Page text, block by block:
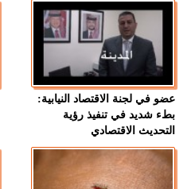
عضو في لجنة الاقتصاد النيابية:
بطء شديد في تنفيذ رؤية
التحديث الاقتصادي